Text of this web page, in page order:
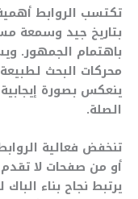
تكتسب الروابط
بتاريخ جيد وسمعة
باهتمام الجمهور.
محركات البحث
ينعكس بصورة
الصلة.
تنخفض فعالية
أو من صفحات لا
يرتبط نجاح بناء